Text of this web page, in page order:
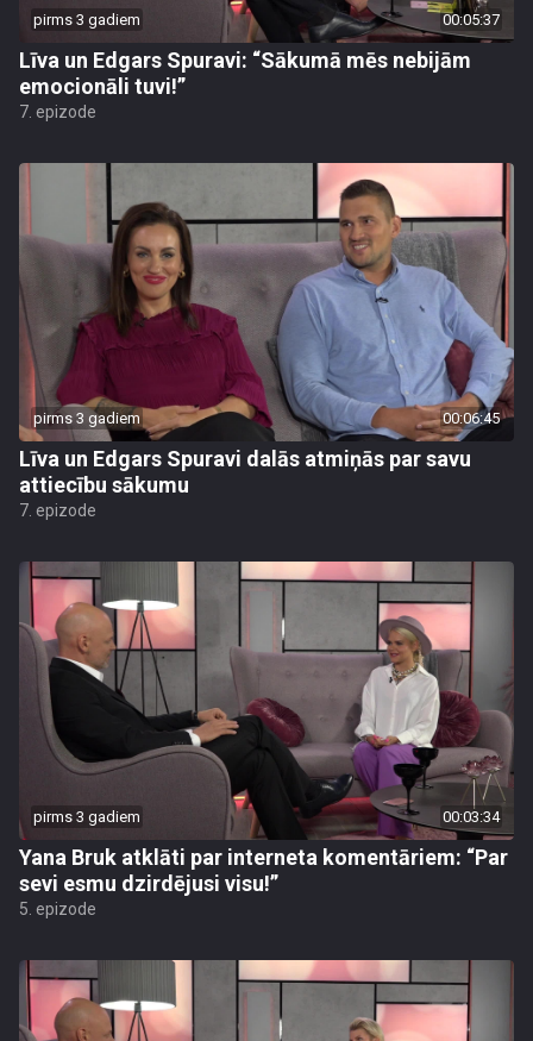
pirms 3 gadiem 00:05:37
Līva un Edgars Spuravi: “Sākumā mēs nebijām
emocionāli tuvi!”
7. epizode
pirms 3 gadiem 00:06:45
Līva un Edgars Spuravi dalās atmiņās par savu
attiecību sākumu
7. epizode
pirms 3 gadiem 00:03:34
Yana Bruk atklāti par interneta komentāriem: “Par
sevi esmu dzirdējusi visu!”
5. epizode